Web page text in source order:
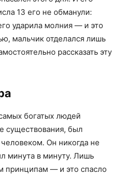
13 его не обманули:
ударила молния — и это
мальчик отделался лишь
рассказать эту
богатых людей
существования, был
Он никогда не
минута в минуту. Лишь
принципам — и это спасло